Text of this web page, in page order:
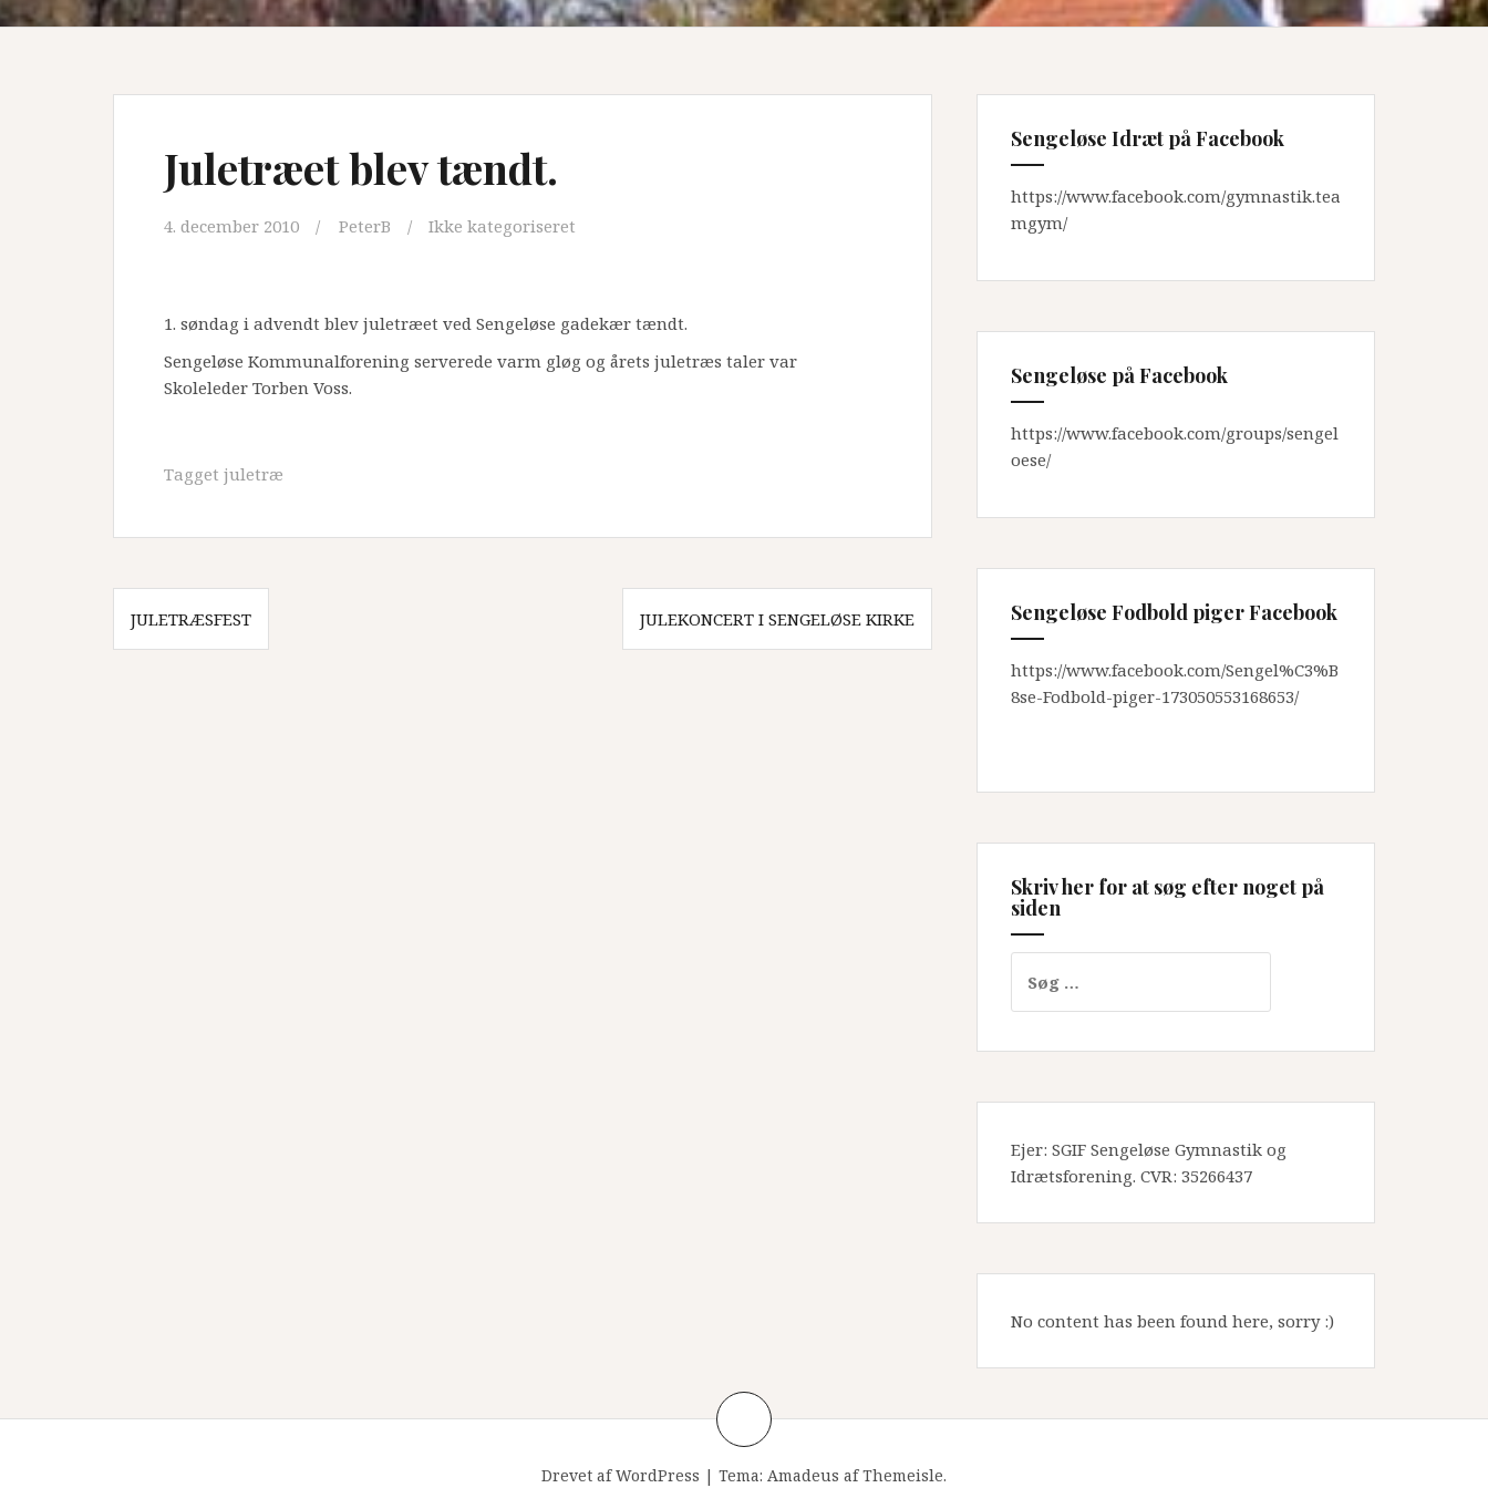
Juletræet blev tændt.
4. december 2010 PeterB Ikke kategoriseret
1. søndag i advendt blev juletræet ved Sengeløse gadekær tændt.
Sengeløse Kommunalforening serverede varm gløg og årets juletræs taler var
Skoleleder Torben Voss.
Tagget juletræ
Indlægsnavigation
JULETRÆSFEST JULEKONCERT I SENGELØSE KIRKE
Sengeløse Idræt på Facebook
https://www.facebook.com/gymnastik.tea
mgym/
Sengeløse på Facebook
https://www.facebook.com/groups/sengel
oese/
Sengeløse Fodbold piger Facebook
https://www.facebook.com/Sengel%C3%B
8se-Fodbold-piger-173050553168653/
Skriv her for at søg efter noget på
siden
efter:
Ejer: SGIF Sengeløse Gymnastik og
Idrætsforening. CVR: 35266437
No content has been found here, sorry :)
Drevet af WordPress | Tema: Amadeus af Themeisle.